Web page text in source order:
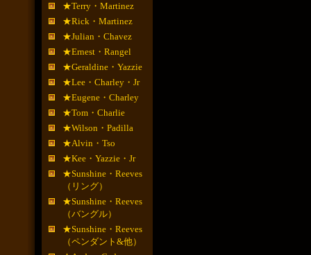
★Terry・Martinez
★Rick・Martinez
★Julian・Chavez
★Ernest・Rangel
★Geraldine・Yazzie
★Lee・Charley・Jr
★Eugene・Charley
★Tom・Charlie
★Wilson・Padilla
★Alvin・Tso
★Kee・Yazzie・Jr
★Sunshine・Reeves
（リング）
★Sunshine・Reeves
（バングル）
★Sunshine・Reeves
（ペンダント&他）